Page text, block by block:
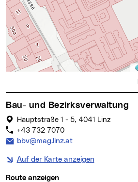
Bau- und Bezirksverwaltung
Hauptstraße 1 - 5, 4041 Linz
+43 732 7070
E-Mail Adresse:
bbv@mag.linz.at
Auf der Karte anzeigen
Route anzeigen